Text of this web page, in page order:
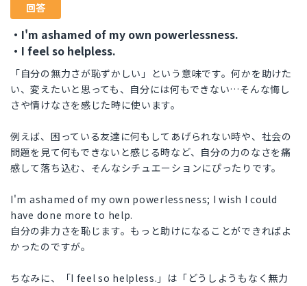
回答
・I'm ashamed of my own powerlessness.
・I feel so helpless.
「自分の無力さが恥ずかしい」という意味です。何かを助けた
い、変えたいと思っても、自分には何もできない…そんな悔し
さや情けなさを感じた時に使います。
例えば、困っている友達に何もしてあげられない時や、社会の
問題を見て何もできないと感じる時など、自分の力のなさを痛
感して落ち込む、そんなシチュエーションにぴったりです。
I'm ashamed of my own powerlessness; I wish I could
have done more to help.
自分の非力さを恥じます。もっと助けになることができればよ
かったのですが。
ちなみに、「I feel so helpless.」は「どうしようもなく無力